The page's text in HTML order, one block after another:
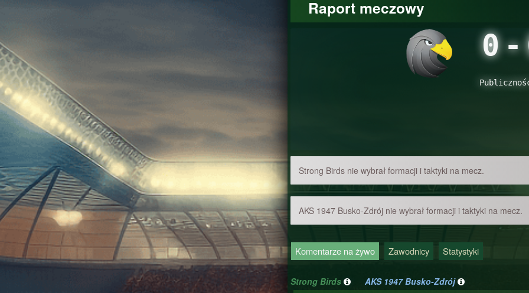
Raport meczowy
0-
Strong Birds nie wybrał formacji i taktyki na mecz.
AKS 1947 Busko-Zdrój nie wybrał formacji i taktyki na mecz.
Komentarze na żywo Zawodnicy Statystyki
Strong Birds AKS 1947 Busko-Zdrój